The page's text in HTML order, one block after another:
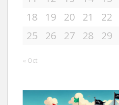
18
19 20 21 22
25
26 27 28 29
« Oct